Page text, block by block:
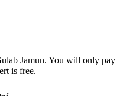
Jamun. You will only pay
is free.